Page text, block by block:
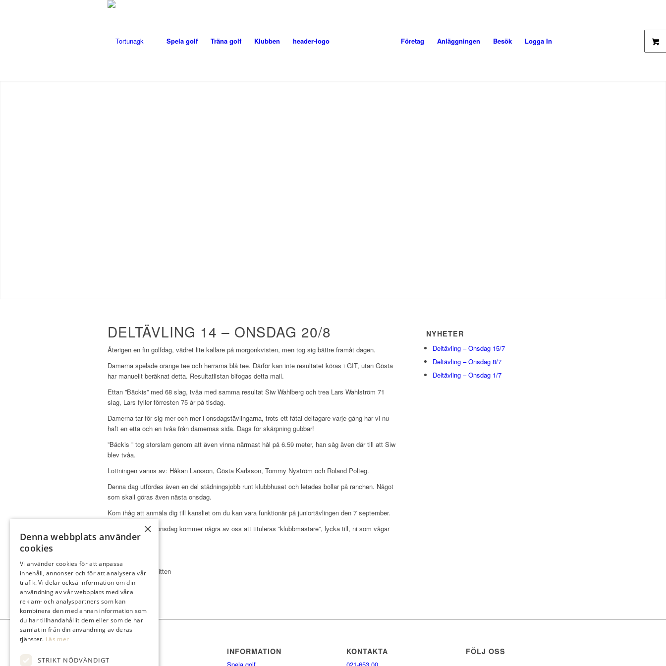
Spela golf Träna golf Klubben header-logo Företag Anläggningen Besök Logga In
DELTÄVLING 14 – ONSDAG 20/8
Återigen en fin golfdag, vädret lite kallare på morgonkvisten, men tog sig bättre framåt dagen.
Damerna spelade orange tee och herrarna blå tee. Därför kan inte resultatet köras i GIT, utan Gösta
har manuellt beräknat detta. Resultatlistan bifogas detta mail.
Ettan ”Bäckis” med 68 slag, tvåa med samma resultat Siw Wahlberg och trea Lars Wahlström 71
slag, Lars fyller förresten 75 år på tisdag.
Damerna tar för sig mer och mer i onsdagstävlingarna, trots ett fåtal deltagare varje gång har vi nu
haft en etta och en tvåa från damernas sida. Dags för skärpning gubbar!
”Bäckis ” tog storslam genom att även vinna närmast hål på 6.59 meter, han såg även där till att Siw
blev tvåa.
Lottningen vanns av: Håkan Larsson, Gösta Karlsson, Tommy Nyström och Roland Polteg.
Denna dag utfördes även en del städningsjobb runt klubbhuset och letades bollar på ranchen. Något
som skall göras även nästa onsdag.
Kom ihåg att anmäla dig till kansliet om du kan vara funktionär på juniortävlingen den 7 september.
När vi ses nästa onsdag kommer några av oss att tituleras ”klubbmästare”, lycka till, ni som vågar
ställa upp.
Hälsningar Kommitten
NYHETER
Deltävling – Onsdag 15/7
Deltävling – Onsdag 8/7
Deltävling – Onsdag 1/7
INFORMATION KONTAKTA FÖLJ OSS
×
Denna webbplats använder
cookies
Vi använder cookies för att anpassa
innehåll, annonser och för att analysera vår
trafik. Vi delar också information om din
användning av vår webbplats med våra
reklam- och analyspartners som kan
kombinera den med annan information som
du har tillhandahållit dem eller som de har
samlat in från din användning av deras
tjänster. Läs mer
STRIKT NÖDVÄNDIGT